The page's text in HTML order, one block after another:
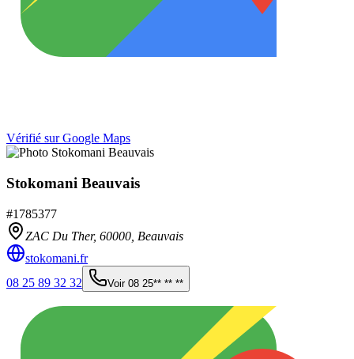
Vérifié sur Google Maps
Stokomani Beauvais
#1785377
ZAC Du Ther, 60000 Beauvais
stokomani.fr
08 25 89 32 32
Voir 08 25** ** **